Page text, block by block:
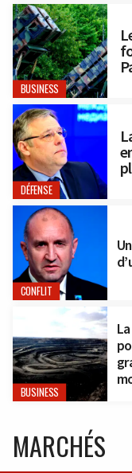
BUSINESS
DÉFENSE
CONFLIT
BUSINESS
MARCHÉS